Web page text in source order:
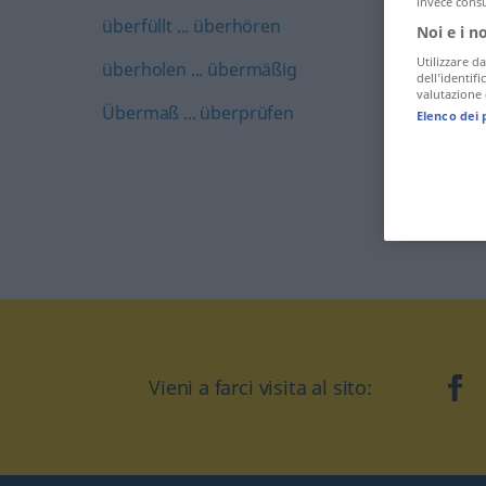
überfüllt ... überhören
überholen ... übermäßig
Übermaß ... überprüfen
Vieni a farci visita al sito:
Noi e i
Utilizzare
valutazione
Elenco